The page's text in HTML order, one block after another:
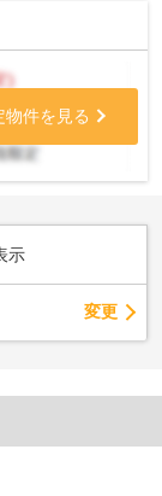
件を見る
示
変更